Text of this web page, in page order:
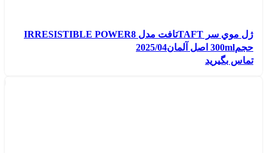
ژل موي سر TAFTتافت مدل IRRESISTIBLE POWER8
حجم300ml اصل آلمان2025/04
تماس بگیرید